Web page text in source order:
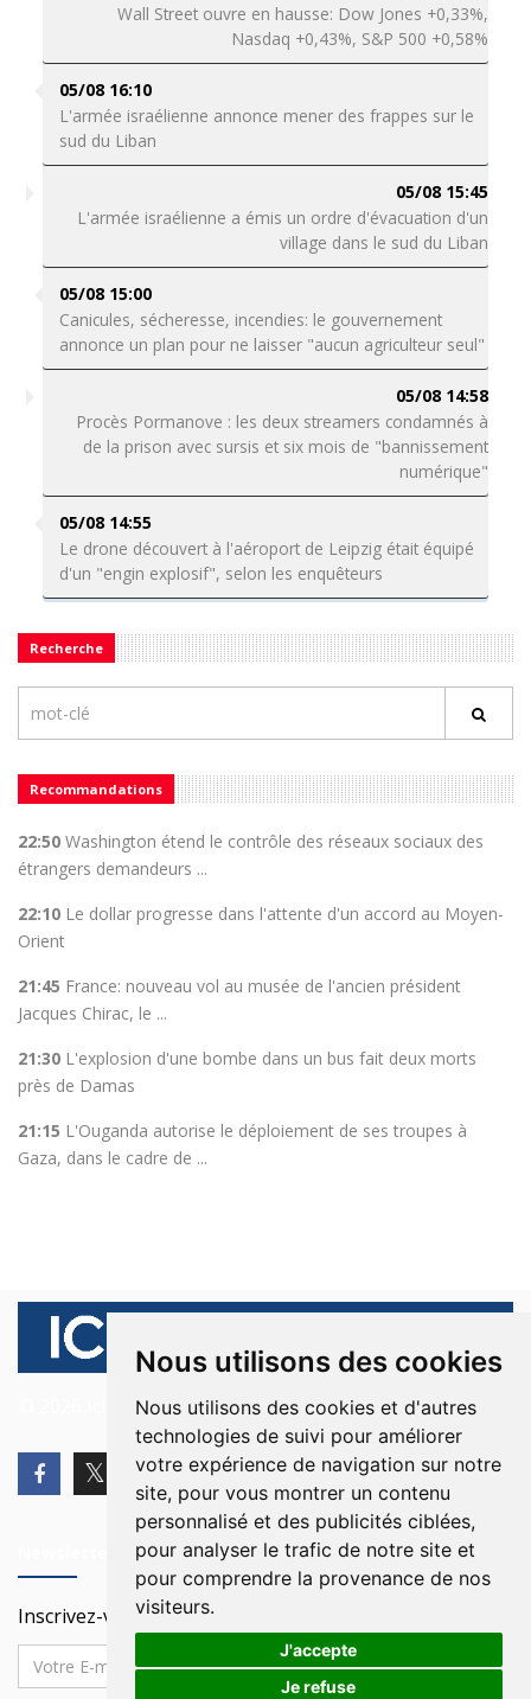
Nous utilisons des cookies
Nous utilisons des cookies et d'autres
technologies de suivi pour améliorer
votre expérience de navigation sur notre
site, pour vous montrer un contenu
personnalisé et des publicités ciblées,
pour analyser le trafic de notre site et
pour comprendre la provenance de nos
visiteurs.
J'accepte
Je refuse
Wall Street ouvre en hausse: Dow Jones +0,33%,
Nasdaq +0,43%, S&P 500 +0,58%
05/08 16:10
L'armée israélienne annonce mener des frappes sur le
sud du Liban
05/08 15:45
L'armée israélienne a émis un ordre d'évacuation d'un
village dans le sud du Liban
05/08 15:00
Canicules, sécheresse, incendies: le gouvernement
annonce un plan pour ne laisser "aucun agriculteur seul"
05/08 14:58
Procès Pormanove : les deux streamers condamnés à
de la prison avec sursis et six mois de "bannissement
numérique"
05/08 14:55
Le drone découvert à l'aéroport de Leipzig était équipé
d'un "engin explosif", selon les enquêteurs
Recherche
Recommandations
22:50 Washington étend le contrôle des réseaux sociaux des
étrangers demandeurs ...
22:10 Le dollar progresse dans l'attente d'un accord au Moyen-
Orient
21:45 France: nouveau vol au musée de l'ancien président
Jacques Chirac, le ...
21:30 L'explosion d'une bombe dans un bus fait deux morts
près de Damas
21:15 L'Ouganda autorise le déploiement de ses troupes à
Gaza, dans le cadre de ...
© 2026 Ici Beyrouth. Tous les droits sont réservés.
Inscrivez-vous à notre Newsletter